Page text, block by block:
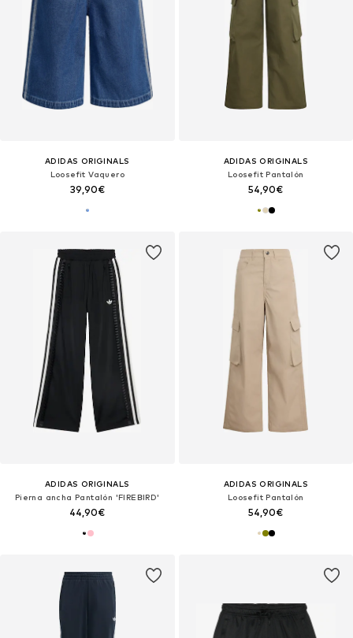
ADIDAS ORIGINALS
Loosefit Vaquero
39,90€
ADIDAS ORIGINALS
Loosefit Pantalón
54,90€
ADIDAS ORIGINALS
Pierna ancha Pantalón 'FIREBIRD'
44,90€
ADIDAS ORIGINALS
Loosefit Pantalón
54,90€